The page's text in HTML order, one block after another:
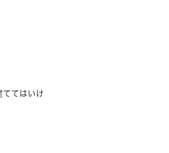
ててはいけ